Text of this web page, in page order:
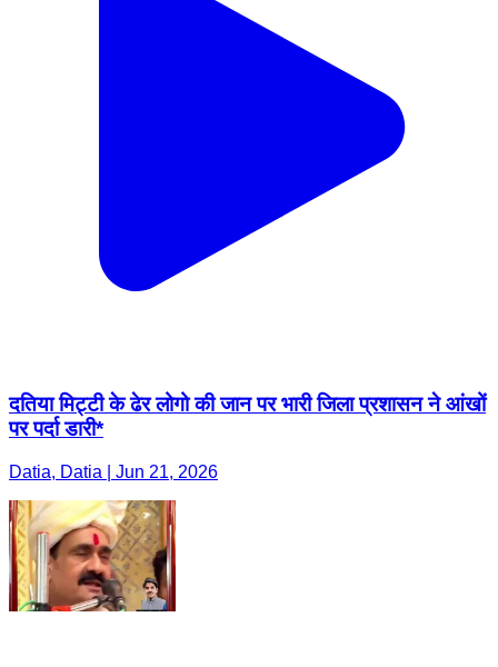
दतिया मिट्टी के ढेर लोगो की जान पर भारी जिला प्रशासन ने आंखों
पर पर्दा डारी*
Datia, Datia | Jun 21, 2026